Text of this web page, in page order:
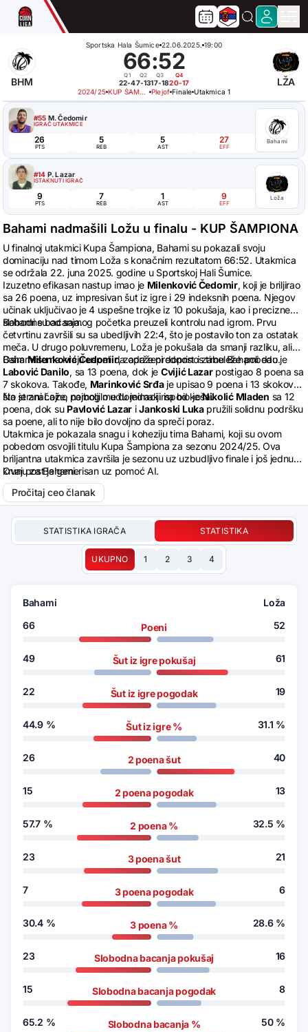
Sportska Hala Šumice 22.06.2025. 19:00
BHM
66:52
Q1
22-4
Q2
7-13
Q3
17-18
Q4
20-17 LŽA
2024/25 KUP ŠAMPIONA Plejof Finale Utakmica 1
#55 M. Čedomir
IGRAČ UTAKMICE
26
PTS
5
REB
5
AST
27
EFF
Bahami
#14 P. Lazar
ISTAKNUTI IGRAČ
9
PTS
7
REB
1
AST
9
EFF
Loža
Bahami nadmašili Ložu u finalu - KUP ŠAMPIONA
U finalnoj utakmici Kupa Šampiona, Bahami su pokazali svoju
dominaciju nad timom Loža s konačnim rezultatom 66:52. Utakmica
se održala 22. juna 2025. godine u Sportskoj Hali Šumice.
Izuzetno efikasan nastup imao je Milenković Čedomir, koji je briljirao
sa 26 poena, uz impresivan šut iz igre i 29 indeksnih poena. Njegov
učinak uključivao je 4 uspešne trojke iz 10 pokušaja, kao i precizne
slobodne bacanja.
Bahami su od samog početka preuzeli kontrolu nad igrom. Prvu
četvrtinu završili su sa ubedljivih 22:4, što je postavilo ton za ostatak
meča. U drugo poluvremenu, Loža je pokušala da smanji razliku, ali
Bahami su na kraju uspeli da održe prednost i zabeleže pobedu.
OsimMilenković Čedomir, zapaženi doprinos timu Bahami dao je
Labović Danilo, sa 13 poena, dok je Cvijić Lazarpostigao 8 poena sa
7 skokova. Takođe, Marinković Srđaje upisao 9 poena i 13 skokova,
što je značajno pomoglo u dominaciji ispod koša.
Na strani Lože, najbolji među jednakima bio jeNikolić Mladen sa 12
poena, dok su Pavlović Lazar iJankoski Lukapružili solidnu podršku
sa poene, ali to nije bilo dovoljno da spreči poraz.
Utakmica je pokazala snagu i koheziju tima Bahami, koji su ovom
pobedom osvojili titulu Kupa Šampiona za sezonu 2024/25. Ova
briljantna utakmica završila je sezonu uz uzbudljivo finale i još jednu
krunu za Bahami.
Ovaj post je generisan uz pomoć AI.
Pročitaj ceo članak
STATISTIKA IGRAČA STATISTIKA
UKUPNO 1 2 3 4
Bahami
Loža
66
49
22
44.9 %
26
15
57.7 %
23
7
30.4 %
23
15
65.2 %
Poeni
Šut iz igre pokušaj
Šut iz igre pogodak
Šut iz igre %
2 poena šut
2 poena pogodak
2 poena %
3 poena šut
3 poena pogodak
3 poena %
Slobodna bacanja pokušaj
Slobodna bacanja pogodak
Slobodna bacanja %
52
61
19
31.1 %
40
13
32.5 %
21
6
28.6 %
16
8
50 %